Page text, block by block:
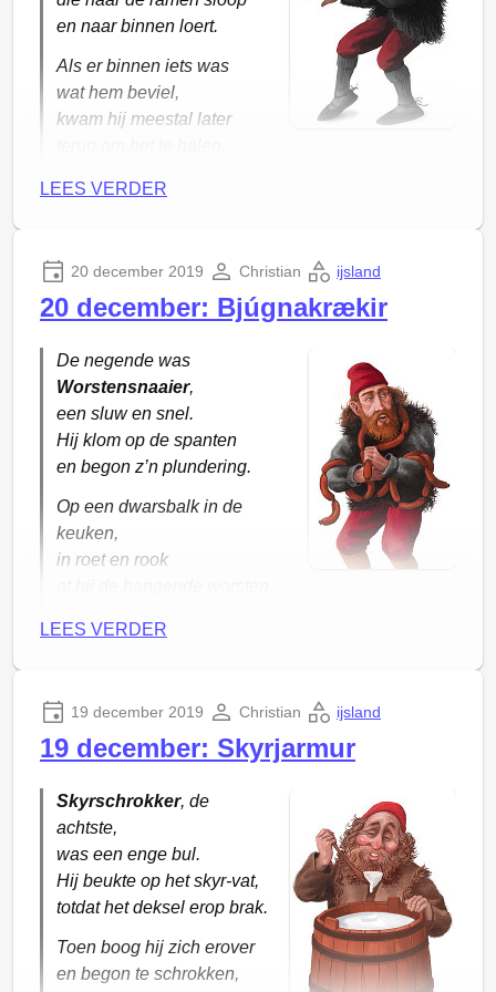
machines in het netwerk, bijvoorbeeld met VNC,
Screen Sharing of Remote Desktop naar je andere
computer.
Ik heb een laptop genaamd Skaftafellen een desktop
macOS, zie hieronder. Een soortgelijk scherm is er
van de computer in het netwerk. Die gaan we
In dit scherm kan je ook de Schermdeling
inschakelen, zodat je verbinding kan maken met
Apple’s Remote Desktop of met een algemene VNC
Ik start weer een tunnel, dit keer op de lokale poort
5900 naar skaftafell.local:5900 . Waarom
5900? Dat is de poort waarop VNC
normaalgesproken luistert.
en naar binnen loert.
Als er binnen iets was
wat hem beviel,
kwam hij meestal later
LEES VERDER
20 december 2019 Christian ijsland
20 december: Bjúgnakrækir
De negende was
Worstensnaaier,
een sluw en snel.
Hij klom op de spanten
en begon z’n plundering.
Op een dwarsbalk in de
keuken,
in roet en rook
LEES VERDER
19 december 2019 Christian ijsland
19 december: Skyrjarmur
Skyrschrokker, de
achtste,
was een enge bul.
Hij beukte op het skyr-vat,
totdat het deksel erop brak.
Toen boog hij zich erover
en begon te schrokken,